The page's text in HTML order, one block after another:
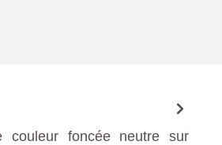
couleur foncée neutre sur